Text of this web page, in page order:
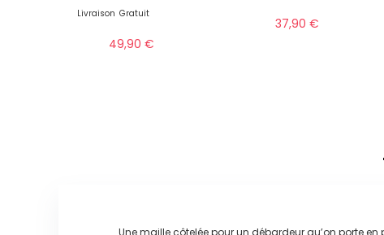
Livraison Gratuit
49,90 €
37,90 €
Une maille côtelée pour un débardeur qu’on porte